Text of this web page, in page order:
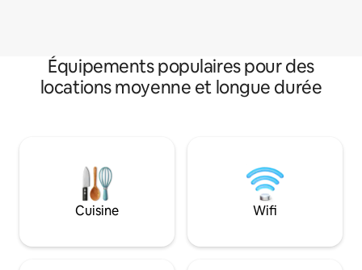
Équipements populaires pour des
locations moyenne et longue durée
Cuisine Wifi